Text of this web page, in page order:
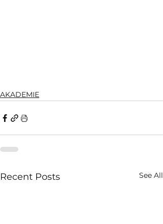
AKADEMIE
Recent Posts See All